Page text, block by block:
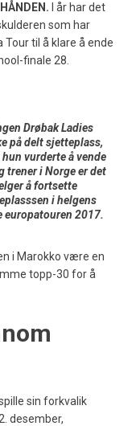
I år har det
som har
til å klare å ende
finale 28.
Drøbak Ladies
på delt sjetteplass,
vurderte å vende
trener i Norge er det
å fortsette
i helgens
2017.
i Marokko være en
topp-30 for å
sin forkvalik
desember,